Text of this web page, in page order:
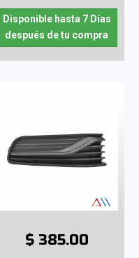
Disponible hasta 7 Días
después de tu compra
$ 385.00